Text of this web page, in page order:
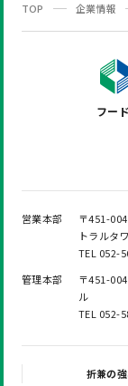
TOP 企業情報
フー
営業本部
〒451-
トラルタ
TEL 052-
管理本部
〒451-
ル
TEL 052-
折兼の